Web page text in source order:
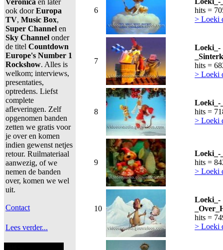
Veronica en later
ook doorEuropa
TV, Music Box,
Super Channel en
Sky Channel onder
de titel Countdown
Europe's Number 1
Rockshow. Alles is
welkom; interviews,
presentaties,
optredens. Liefst
complete
afleveringen. Zelf
opgenomen banden
zetten we gratis voor
je over en komen
indien gewenst netjes
retour. Ruilmateriaal
aanwezig, of we
nemen de banden
over, komen we wel
uit.
Contact
Lees verder...
6
hits =
> Loeki
7
Loeki_-
hits =
> Loeki
8
Loeki_-
hits =
> Loeki
9
Loeki_-
hits =
> Loeki
10
Loeki_-
hits =
> Loeki